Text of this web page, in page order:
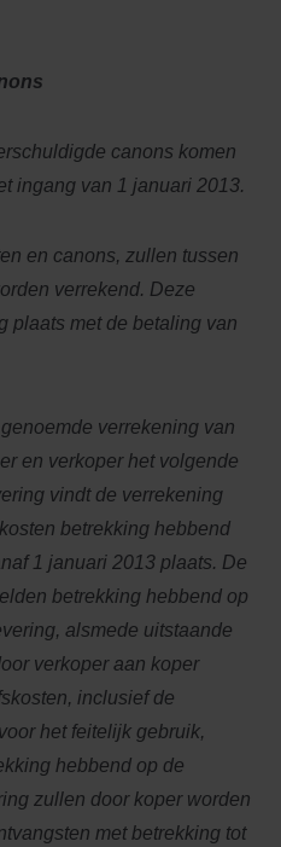
canons komen
ingang van 1 januari 2013.
en canons, zullen tussen
verrekend. Deze
plaats met de betaling van
verrekening van
en verkoper het volgende
vindt de verrekening
betrekking hebbend
1 januari 2013 plaats. De
betrekking hebbend op
alsmede uitstaande
verkoper aan koper
inclusief de
het feitelijk gebruik,
hebbend op de
zullen door koper worden
met betrekking tot